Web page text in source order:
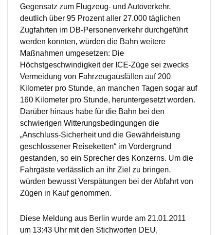
Gegensatz zum Flugzeug- und Autoverkehr,
deutlich über 95 Prozent aller 27.000 täglichen
Zugfahrten im DB-Personenverkehr durchgeführt
werden konnten, würden die Bahn weitere
Maßnahmen umgesetzen: Die
Höchstgeschwindigkeit der ICE-Züge sei zwecks
Vermeidung von Fahrzeugausfällen auf 200
Kilometer pro Stunde, an manchen Tagen sogar auf
160 Kilometer pro Stunde, heruntergesetzt worden.
Darüber hinaus habe für die Bahn bei den
schwierigen Witterungsbedingungen die
„Anschluss-Sicherheit und die Gewährleistung
geschlossener Reiseketten“ im Vordergrund
gestanden, so ein Sprecher des Konzerns. Um die
Fahrgäste verlässlich an ihr Ziel zu bringen,
würden bewusst Verspätungen bei der Abfahrt von
Zügen in Kauf genommen.
Diese Meldung aus Berlin wurde am 21.01.2011
um 13:43 Uhr mit den Stichworten DEU,